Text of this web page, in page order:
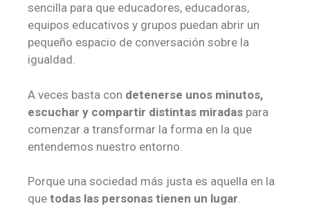
sencilla para que educadores, educadoras,
equipos educativos y grupos puedan abrir un
pequeño espacio de conversación sobre la
igualdad.
A veces basta con detenerse unos minutos,
escuchar y compartir distintas miradas para
comenzar a transformar la forma en la que
entendemos nuestro entorno.
Porque una sociedad más justa es aquella en la
que todas las personas tienen un lugar.